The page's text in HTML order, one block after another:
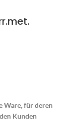
Ware, für deren
Kunden